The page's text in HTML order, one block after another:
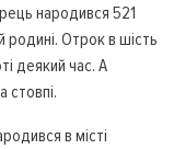
народився 521
родині. Отрок в шість
деякий час. А
стовпі.
в місті